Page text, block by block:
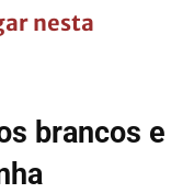
nesta
brancos e